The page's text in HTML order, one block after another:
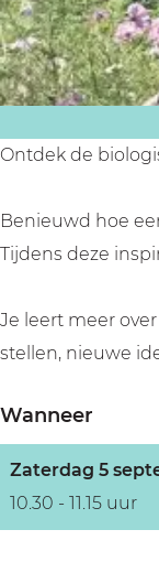
r
u
c
h
t
m
v
r
u
c
m
v
r
u
c
Ontdek de
Benieuwd hoe
Tijdens deze
Je leert meer
stellen, nieuwe
Wanneer
Zaterdag 5
10.30 - 11.15 uur